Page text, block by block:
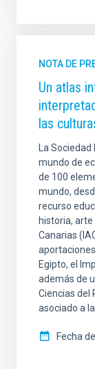
NOTA DE
Un atlas
las
La
mundo de
de 100
mundo,
recurso
historia,
Canarias
Egipto, el
además de
Ciencias del
asociado a
Fecha